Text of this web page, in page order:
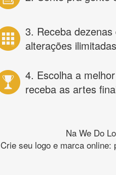
3. Receba
alterações ilimitadas
4. Escolha a
receba as artes
Na We Do
Crie seu logo e marca